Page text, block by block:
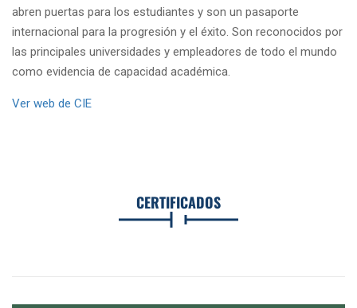
abren puertas para los estudiantes y son un pasaporte
internacional para la progresión y el éxito. Son reconocidos por
las principales universidades y empleadores de todo el mundo
como evidencia de capacidad académica.
Ver web de CIE
CERTIFICADOS